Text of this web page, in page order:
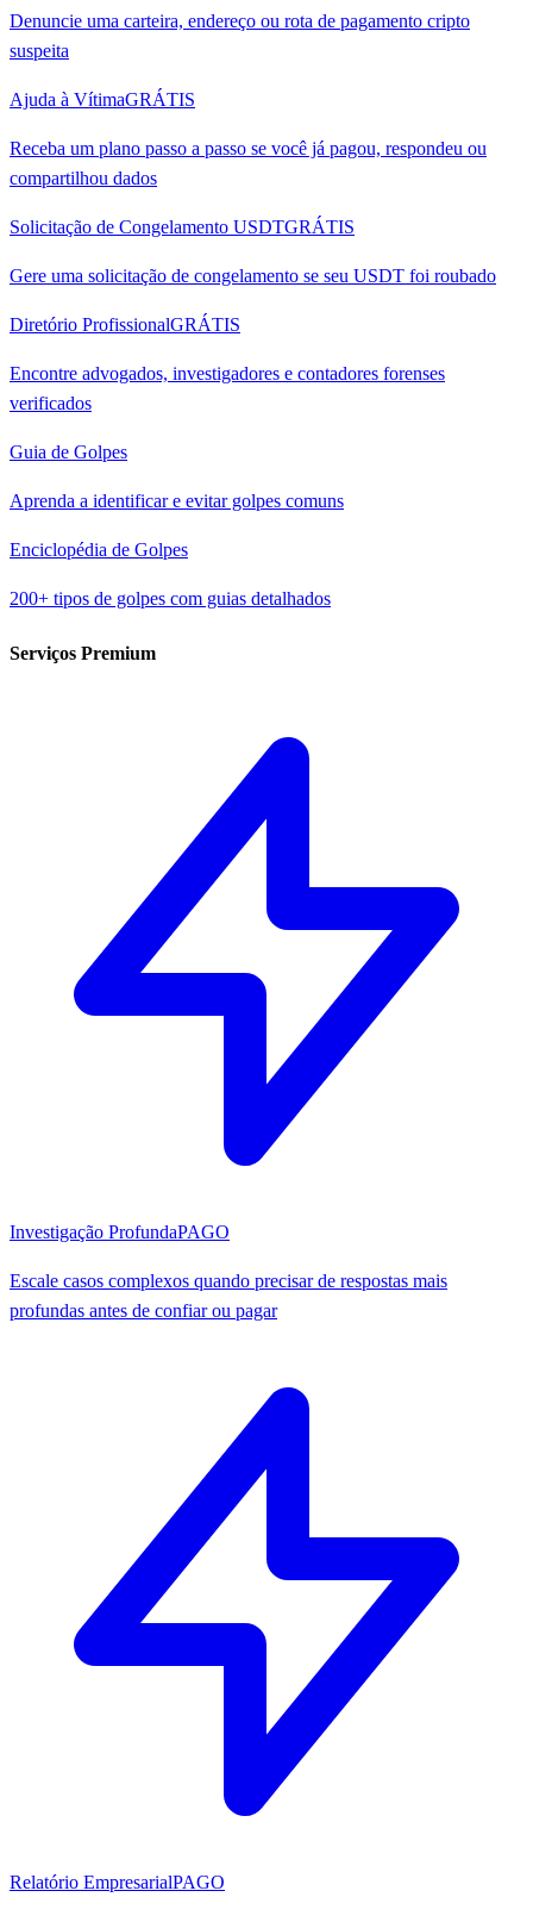
Denuncie uma carteira, endereço ou rota de pagamento cripto
suspeita
Ajuda à VítimaGRÁTIS
Receba um plano passo a passo se você já pagou, respondeu ou
compartilhou dados
Solicitação de Congelamento USDTGRÁTIS
Gere uma solicitação de congelamento se seu USDT foi roubado
Diretório ProfissionalGRÁTIS
Encontre advogados, investigadores e contadores forenses
verificados
Guia de Golpes
Aprenda a identificar e evitar golpes comuns
Enciclopédia de Golpes
200+ tipos de golpes com guias detalhados
Serviços Premium
Investigação ProfundaPAGO
Escale casos complexos quando precisar de respostas mais
profundas antes de confiar ou pagar
Relatório EmpresarialPAGO